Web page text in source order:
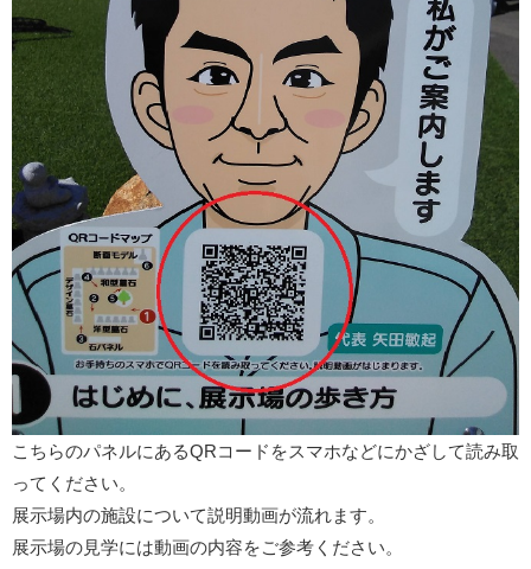
こちらのパネルにあるQRコードをスマホなどにかざして読み取
ってください。
展示場内の施設について説明動画が流れます。
展示場の見学には動画の内容をご参考ください。